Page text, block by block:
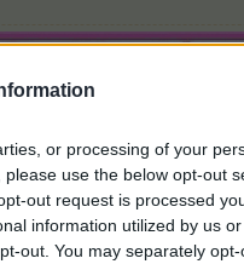
or processing of your
use the below opt-out
out request is processed
information utilized by us
out. You may separately